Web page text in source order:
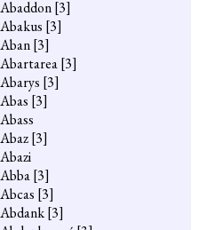
Abaddon[3]
Abakus [3]
Aban[3]
Abartarea[3]
Abarys [3]
Abas [3]
Abass
Abaz[3]
Abazi
Abba[3]
Abcas [3]
Abdank[3]